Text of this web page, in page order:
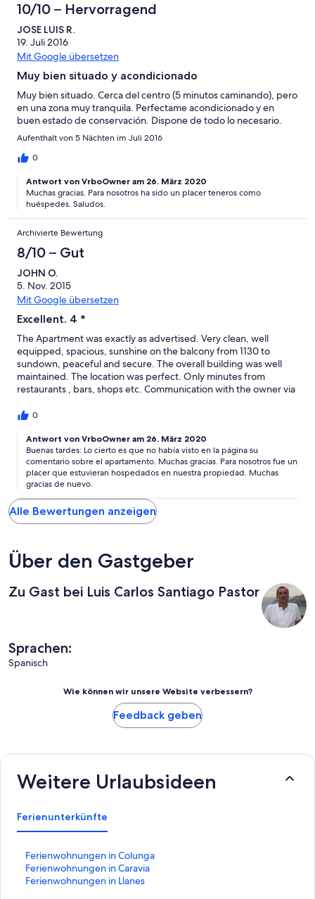
10/10 – Hervorragend
JOSE LUIS R.
19. Juli 2016
Mit Google übersetzen
Muy bien situado y acondicionado
Muy bien situado. Cerca del centro (5 minutos caminando), pero
en una zona muy tranquila. Perfectame acondicionado y en
buen estado de conservación. Dispone de todo lo necesario.
Aufenthalt von 5 Nächten im Juli 2016
0
Antwort von VrboOwner am 26. März 2020
Muchas gracias. Para nosotros ha sido un placer teneros como
huéspedes. Saludos.
Archivierte Bewertung
8/10 – Gut
JOHN O.
5. Nov. 2015
Mit Google übersetzen
Excellent. 4 *
The Apartment was exactly as advertised. Very clean, well
equipped, spacious, sunshine on the balcony from 1130 to
sundown, peaceful and secure. The overall building was well
maintained. The location was perfect. Only minutes from
restaurants , bars, shops etc. Communication with the owner via
0
Antwort von VrboOwner am 26. März 2020
Buenas tardes: Lo cierto es que no había visto en la página su
comentario sobre el apartamento. Muchas gracias. Para nosotros fue un
placer que estuvieran hospedados en nuestra propiedad. Muchas
gracias de nuevo.
Alle Bewertungen anzeigen
Über den Gastgeber
Zu Gast bei Luis Carlos Santiago Pastor
Sprachen:
Spanisch
Wie können wir unsere Website verbessern?
Feedback geben
Weitere Urlaubsideen
Ferienunterkünfte
Ferienwohnungen in Colunga
L
i
n
Ferienwohnungen in Caravia
L
iFerienwohnungen in Llanes
L